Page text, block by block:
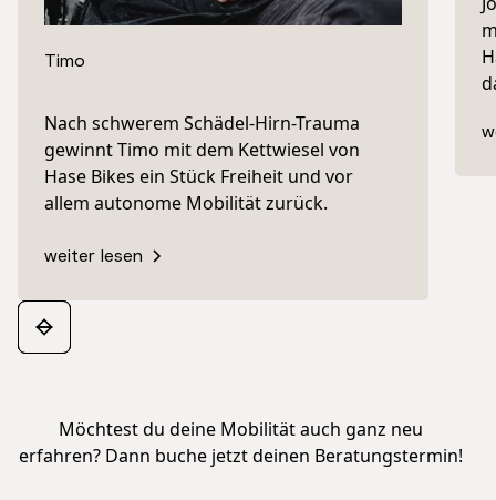
Timo
Nach schwerem Schädel-Hirn-Trauma
gewinnt Timo mit dem Kettwiesel von
Hase Bikes ein Stück Freiheit und vor
allem autonome Mobilität zurück.
weiter lesen
Möchtest du deine Mobilität auch ganz neu
erfahren? Dann buche jetzt deinen Beratungstermin!